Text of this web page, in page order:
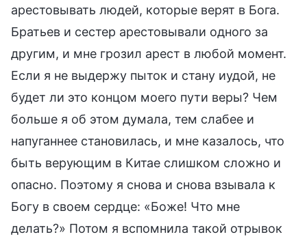
арестовывать людей, которые верят в Бога.
Братьев и сестер арестовывали одного за
другим, и мне грозил арест в любой момент.
Если я не выдержу пыток и стану иудой, не
будет ли это концом моего пути веры? Чем
больше я об этом думала, тем слабее и
напуганнее становилась, и мне казалось, что
быть верующим в Китае слишком сложно и
опасно. Поэтому я снова и снова взывала к
Богу в своем сердце: «Боже! Что мне
делать?» Потом я вспомнила такой отрывок